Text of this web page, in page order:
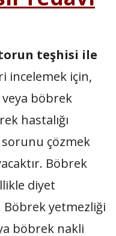
teşhisi ile
incelemek için,
böbrek
hastalığı
çözmek
Böbrek
diyet
yetmezliği
böbrek nakli